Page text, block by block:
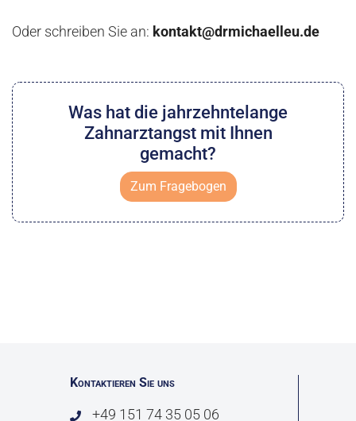
Oder schreiben Sie an: kontakt@drmichaelleu.de
Was hat die jahrzehntelange
Zahnarztangst mit Ihnen
gemacht?
Zum Fragebogen
Kontaktieren Sie uns
+49 151 74 35 05 06